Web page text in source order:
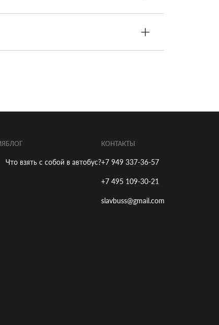
БЛОГ
Что взять с собой в автобус?
КОНТАКТЫ
+7 949 337-36-57
+7 495 109-30-21
slavbuss@gmail.com